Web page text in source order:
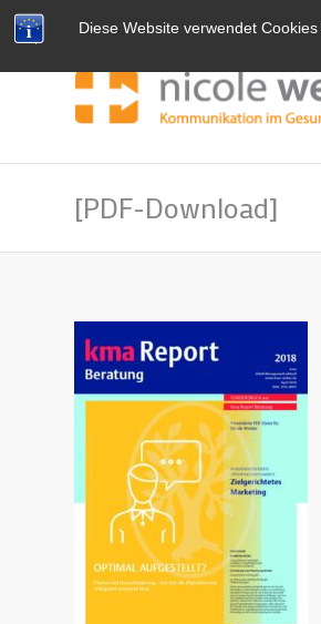
Diese Website verwendet
[PDF-Download]